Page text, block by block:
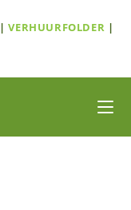
|VERHUURFOLDER |